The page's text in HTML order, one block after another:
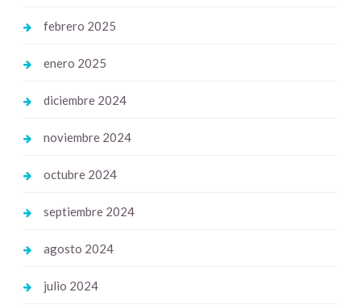
febrero 2025
enero 2025
diciembre 2024
noviembre 2024
octubre 2024
septiembre 2024
agosto 2024
julio 2024